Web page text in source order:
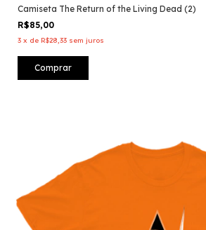
Camiseta The Return of the Living Dead (2)
R$85,00
3 x de R$28,33 sem juros
Comprar